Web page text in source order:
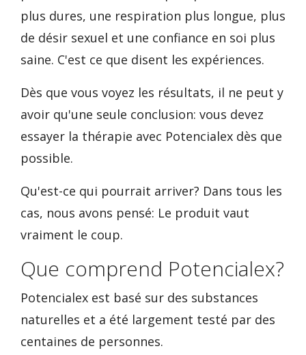
plus dures, une respiration plus longue, plus
de désir sexuel et une confiance en soi plus
saine. C'est ce que disent les expériences.
Dès que vous voyez les résultats, il ne peut y
avoir qu'une seule conclusion: vous devez
essayer la thérapie avec Potencialex dès que
possible.
Qu'est-ce qui pourrait arriver? Dans tous les
cas, nous avons pensé: Le produit vaut
vraiment le coup.
Que comprend Potencialex?
Potencialex est basé sur des substances
naturelles et a été largement testé par des
centaines de personnes.